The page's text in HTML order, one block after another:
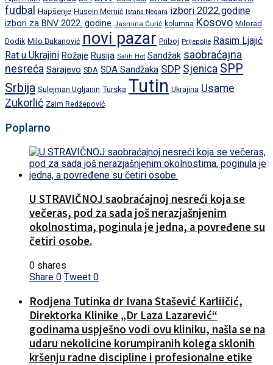
fudbal Hapšenje Husein Memić Istana Negara izbori 2022.godine
izbori za BNV 2022. godine Jasmina Curić kolumna Kosovo Milorad
Dodik Milo Đukanović novi pazar Priboj Prijepolje Rasim Ljajić
Rat u Ukrajini Rožaje Rusija Salih Hot Sandžak saobraćajna
nesreća Sarajevo SDA SDA Sandžaka SDP Sjenica SPP
Srbija Sulejman Ugljanin Turska Tutin Ukrajina Usame
Zukorlić Zaim Redžepović
Poplarno
U STRAVIČNOJ saobraćajnoj nesreći koja se
večeras, pod za sada još nerazjašnjenim
okolnostima, poginula je jedna, a povređene su
četiri osobe.
0 shares
Share 0 Tweet 0
Rodjena Tutinka dr Ivana Stašević Karliičić,
Direktorka Klinike „Dr Laza Lazarević“
godinama uspješno vodi ovu kliniku, našla se na
udaru nekolicine korumpiranih kolega sklonih
kršenju radne discipline i profesionalne etike